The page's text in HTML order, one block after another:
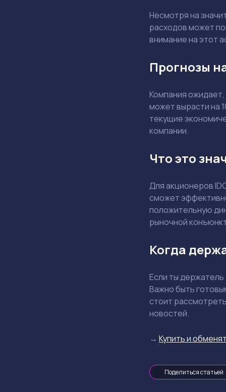
Несмотря на
расходов может
внимание на этот
Прогнозы
Компания
может вырасти на
текущие
компании.
Что это
Для акционеров
сможет
положительную
рыночной
Когда
Если ты
Важно быть
стоит
новостей.
→ Купить и
Поделиться статьей